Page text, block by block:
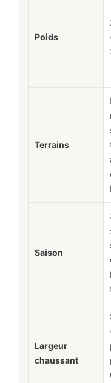
Poids
Terrains
Saison
Largeur
chaussant